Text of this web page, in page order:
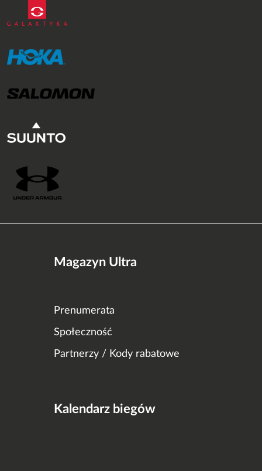
Magazyn Ultra
Prenumerata
Społeczność
Partnerzy / Kody rabatowe
Kalendarz biegów